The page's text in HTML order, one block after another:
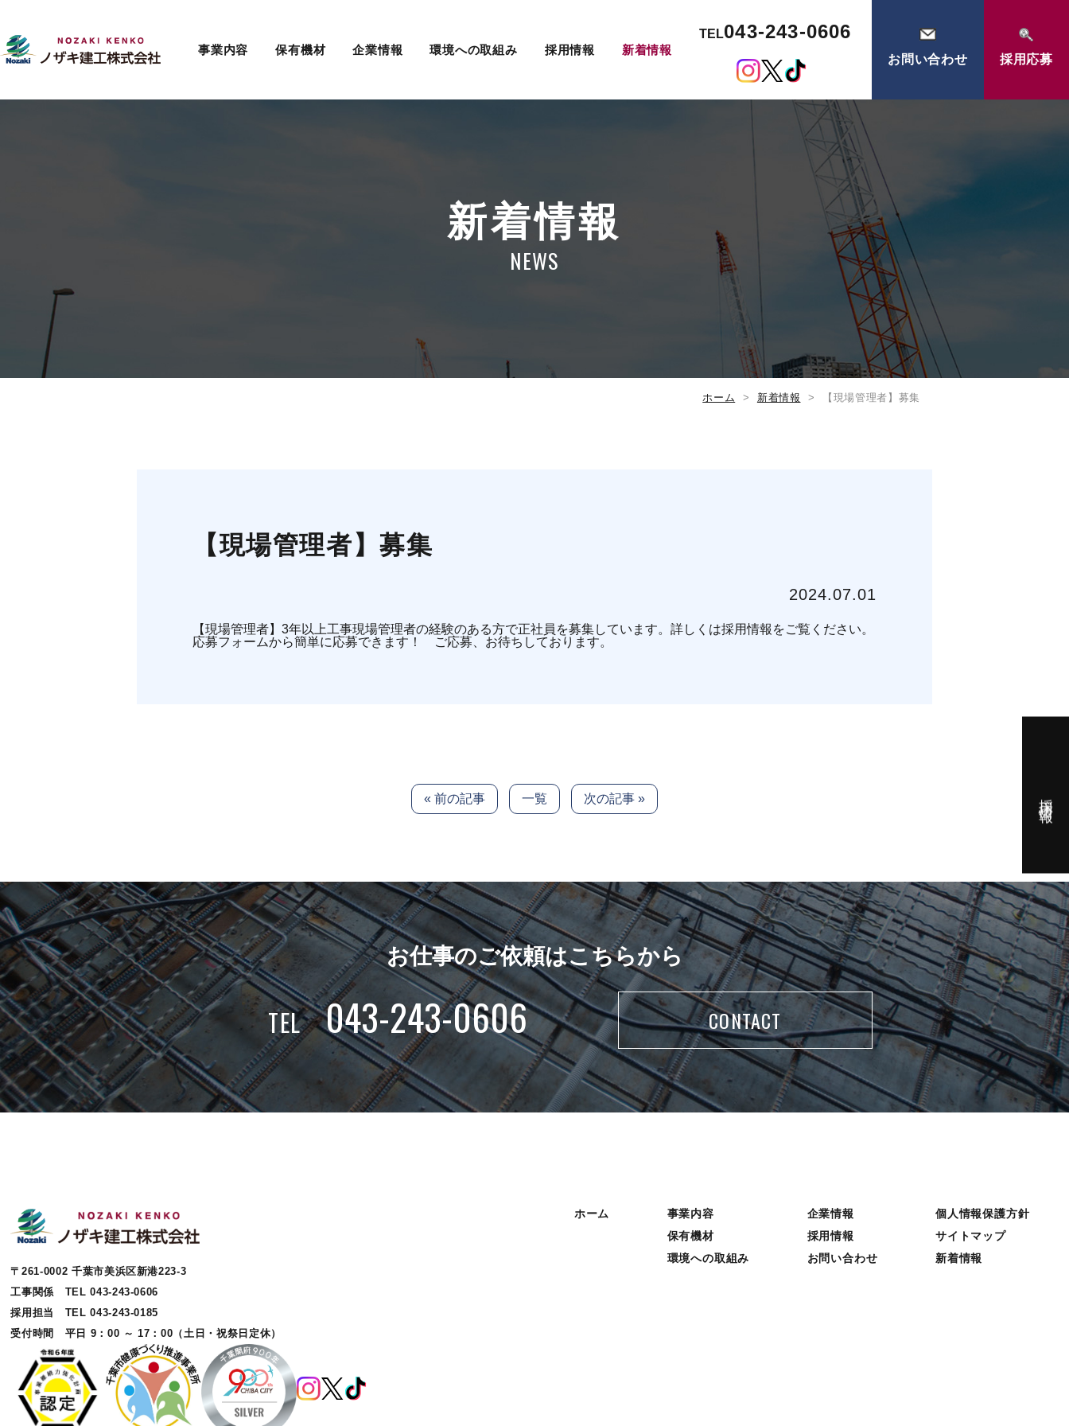
事業内容 保有機材 企業情報 環境への取組み 採用情報 新着情報
TEL043-243-0606
お問い合わせ 採用応募
新着情報
NEWS
ホーム 新着情報 【現場管理者】募集
【現場管理者】募集
2024.07.01
【現場管理者】3年以上工事現場管理者の経験のある方で正社員を募集しています。詳しくは採用情報をご覧ください。
応募フォームから簡単に応募できます！
ご応募、お待ちしております。
« 前の記事 一覧 次の記事 »
お仕事のご依頼はこちらから
TEL 043-243-0606 CONTACT
〒261-0002 千葉市美浜区新港223-3
工事関係 TEL 043-243-0606
採用担当 TEL 043-243-0185
受付時間 平日 9：00 ～ 17：00（土日・祝祭日定休）
ホーム
事業内容
保有機材
環境への取組み
企業情報
採用情報
お問い合わせ
個人情報保護方針
サイトマップ
新着情報